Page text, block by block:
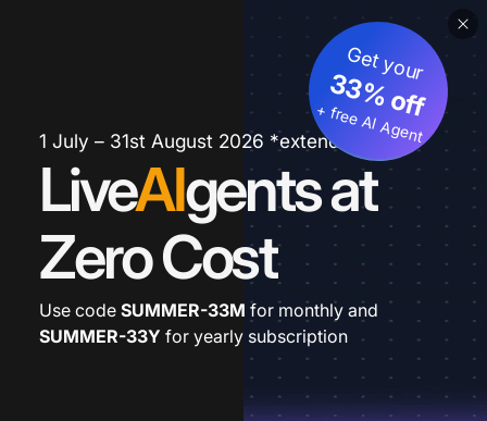
1 July – 31st August 2026 *extended
LiveAIgents at
Zero Cost
Get your
33% off
+ free AI Agent
Use code SUMMER-33M for monthly and
SUMMER-33Y for yearly subscription